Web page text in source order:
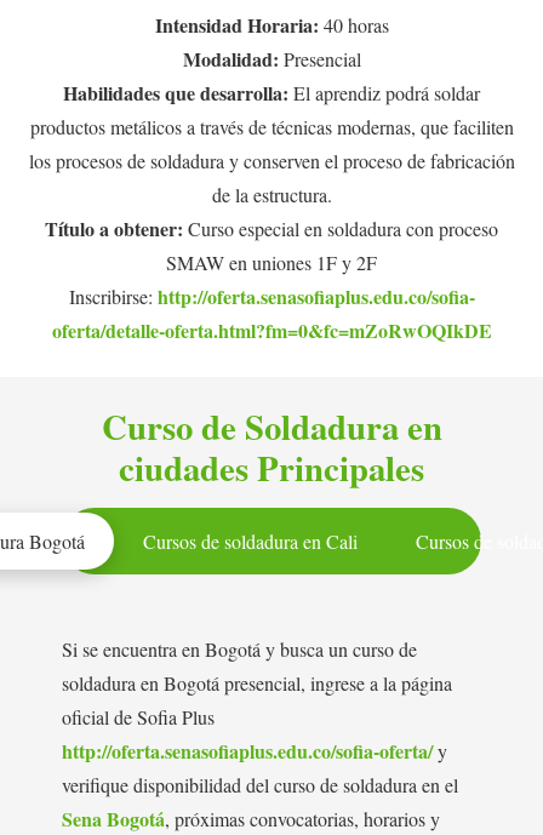
Intensidad Horaria: 40 horas
Modalidad: Presencial
Habilidades que desarrolla: El aprendiz podrá soldar
productos metálicos a través de técnicas modernas, que faciliten
los procesos de soldadura y conserven el proceso de fabricación
de la estructura.
Título a obtener: Curso especial en soldadura con proceso
SMAW en uniones 1F y 2F
Inscribirse: http://oferta.senasofiaplus.edu.co/sofia-
oferta/detalle-oferta.html?fm=0&fc=mZoRwOQIkDE
Curso de Soldadura en
ciudades Principales
Bogotá Cursos de soldadura en Cali Cursos de
Si se encuentra en Bogotá y busca un curso de
soldadura en Bogotá presencial, ingrese a la página
oficial de Sofia Plus
http://oferta.senasofiaplus.edu.co/sofia-oferta/y
verifique disponibilidad del curso de soldadura en el
Sena Bogotá, próximas convocatorias, horarios y